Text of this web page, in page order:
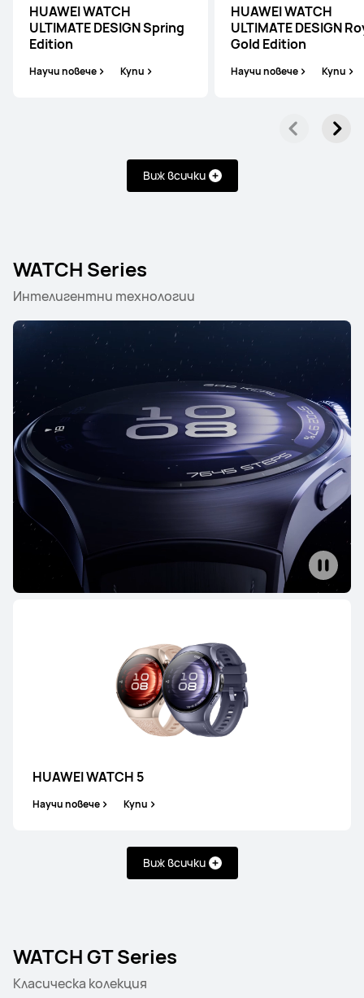
HUAWEI WATCH
ULTIMATE DESIGN Spring
Edition
Научи повече Купи
HUAWEI WATCH
ULTIMATE DESIGN
Gold Edition
Научи повече Купи
Виж всички
WATCH Series
Интелигентни технологии
HUAWEI WATCH 5
Научи повече Купи
Виж всички
WATCH GT Series
Класическа колекция